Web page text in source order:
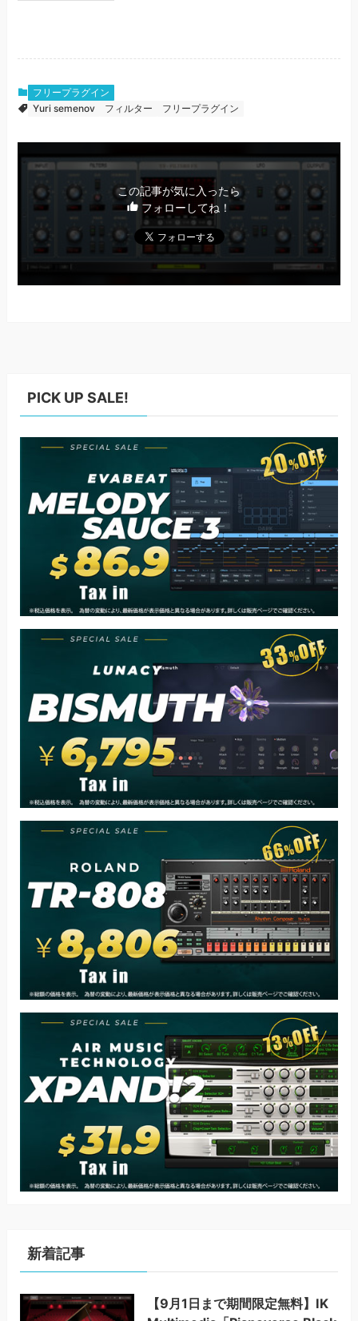
フリープラグイン
Yuri semenov
フィルター フリープラグイン
この記事が気に入ったら
フォローしてね！
PICK UP SALE!
新着記事
【9月1日まで期間限定無料】IK